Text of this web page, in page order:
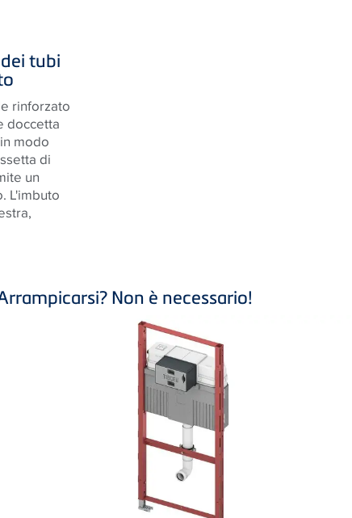
tubi
rinforzato
doccetta
modo
di
un
L'imbuto
Non è necessario!